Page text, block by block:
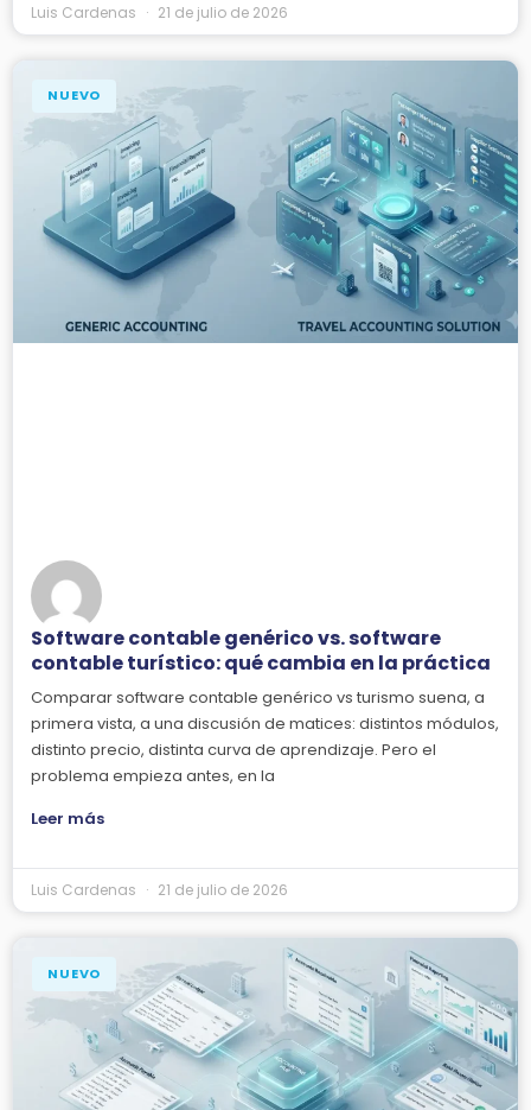
Luis Cardenas 21 de julio de 2026
NUEVO
Software contable genérico vs. software
contable turístico: qué cambia en la práctica
Comparar software contable genérico vs turismo suena, a
primera vista, a una discusión de matices: distintos módulos,
distinto precio, distinta curva de aprendizaje. Pero el
problema empieza antes, en la
Leer más
Luis Cardenas 21 de julio de 2026
NUEVO